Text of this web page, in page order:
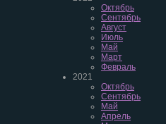
Октябрь
Сентябрь
Август
Июль
Май
Март
Февраль
2021
Октябрь
Сентябрь
Май
Апрель